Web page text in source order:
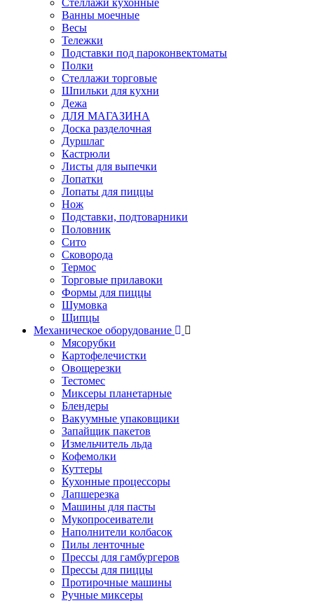
Стеллажи кухонные
Ванны моечные
Весы
Тележки
Подставки под пароконвектоматы
Полки
Стеллажи торговые
Шпильки для кухни
Дежа
ДЛЯ МАГАЗИНА
Доска разделочная
Дуршлаг
Кастрюли
Листы для выпечки
Лопатки
Лопаты для пиццы
Нож
Подставки, подтоварники
Половник
Сито
Сковорода
Термос
Торговые прилавоки
Формы для пиццы
Шумовка
Щипцы
Механическое оборудование
Мясорубки
Картофелечистки
Овощерезки
Тестомес
Миксеры планетарные
Блендеры
Вакуумные упаковщики
Запайщик пакетов
Измельчитель льда
Кофемолки
Куттеры
Кухонные процессоры
Лапшерезка
Машины для пасты
Мукопросеиватели
Наполнители колбасок
Пилы ленточные
Прессы для гамбургеров
Прессы для пиццы
Протирочные машины
Ручные миксеры